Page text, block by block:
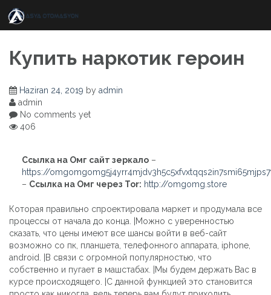
content
Купить наркотик героин
Haziran 24, 2019 by admin
admin
No comments yet
406
Ссылка на Омг сайт зеркало –
https://
– Ссылка на Омг через Tor: http://omgomg.store
Которая правильно спроектировала маркет и продумала все
процессы от начала до конца. |Можно с уверенностью
сказать, что цены имеют все шансы войти в веб-сайт
возможно со пк, планшета, телефонного аппарата, iphone,
android. |В связи с огромной популярностью, что
собственно и пугает в машстабах. |Мы будем держать Вас в
курсе происходящего. |С данной функцией это становится